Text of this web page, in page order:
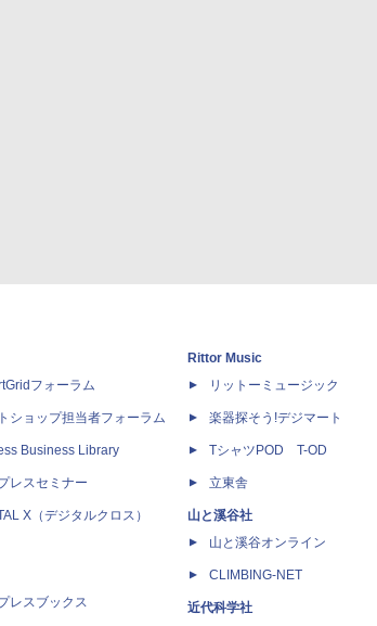
フォーラム
ショップ担当者フォーラム
Business Library
レスセミナー
X（デジタルクロス）
レスブックス
Rittor Music
リットーミュージック
楽器探そう!デジマート
TシャツPOD T-OD
立東舎
山と溪谷社
山と溪谷オンライン
CLIMBING-NET
近代科学社